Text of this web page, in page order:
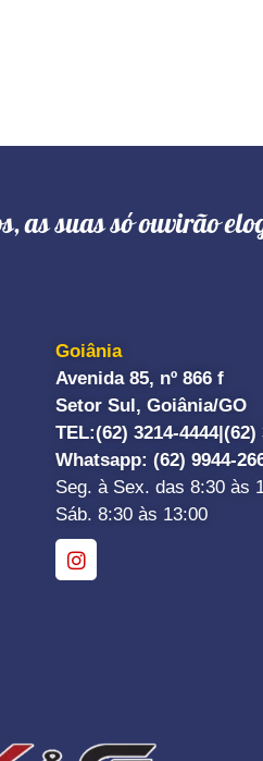
as suas só ouvirão
Goiânia
Avenida 85, nº 866 f
Setor Sul, Goiânia/GO
TEL:(62) 3214-4444|(62)
Whatsapp: (62) 9944-
Seg. à Sex. das 8:30 às
Sáb. 8:30 às 13:00